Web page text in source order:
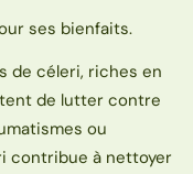
ses bienfaits.
de céleri, riches en
de lutter contre
ou
contribue à nettoyer